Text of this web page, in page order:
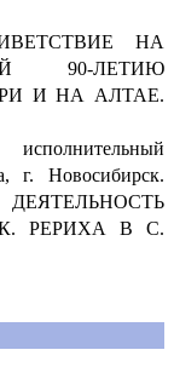
НА
90-ЛЕТИЮ
И НА АЛТАЕ.
исполнительный
г. Новосибирск.
РЕРИХА В С.